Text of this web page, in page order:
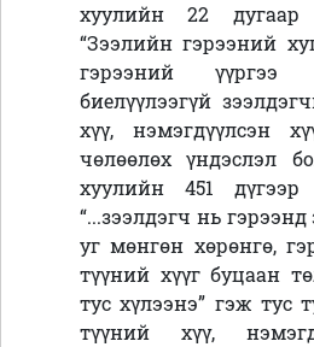
хуулийн 22 дугаар
“Зээлийн гэрээний
гэрээний үүргээ
биелүүлээгүй
хүү, нэмэгдүүлсэн
чөлөөлөх үндэслэл
хуулийн 451 дүгээр
“...зээлдэгч нь
уг мөнгөн хөрөнгө,
түүний хүүг буцаан
тус хүлээнэ” гэж тус
түүний хүү,